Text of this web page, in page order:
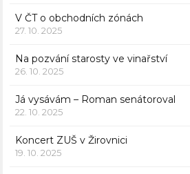
V ČT o obchodních zónách
27. 10. 2025
Na pozvání starosty ve vinařství
26. 10. 2025
Já vysávám – Roman senátoroval
22. 10. 2025
Koncert ZUŠ v Žirovnici
19. 10. 2025